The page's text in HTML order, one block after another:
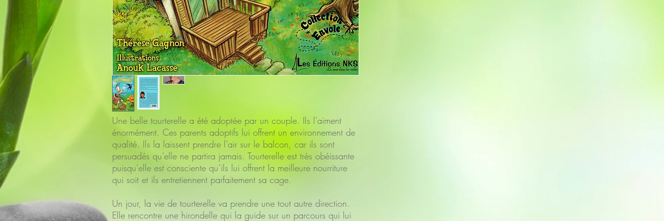
Une belle tourterelle a été adoptée par un couple. Ils l’aiment
énormément. Ces parents adoptifs lui offrent un environnement de
qualité. Ils la laissent prendre l’air sur le balcon, car ils sont
persuadés qu’elle ne partira jamais. Tourterelle est très obéissante
puisqu’elle est consciente qu’ils lui offrent la meilleure nourriture
qui soit et ils entretiennent parfaitement sa cage.
Un jour, la vie de tourterelle va prendre une tout autre direction.
Elle rencontre une hirondelle qui la guide sur un parcours qui lui